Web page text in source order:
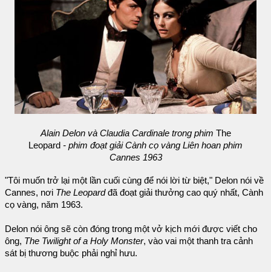
Alain Delon và Claudia Cardinale trong phim The
Leopard - phim đoạt giải Cành cọ vàng Liên hoan phim
Cannes 1963
"Tôi muốn trở lại một lần cuối cùng để nói lời từ biệt," Delon nói về
Cannes, nơi The Leopardđã đoạt giải thưởng cao quý nhất, Cành
cọ vàng, năm 1963.
Delon nói ông sẽ còn đóng trong một vở kịch mới được viết cho
ông, The Twilight of a Holy Monster, vào vai một thanh tra cảnh
sát bị thương buộc phải nghỉ hưu.